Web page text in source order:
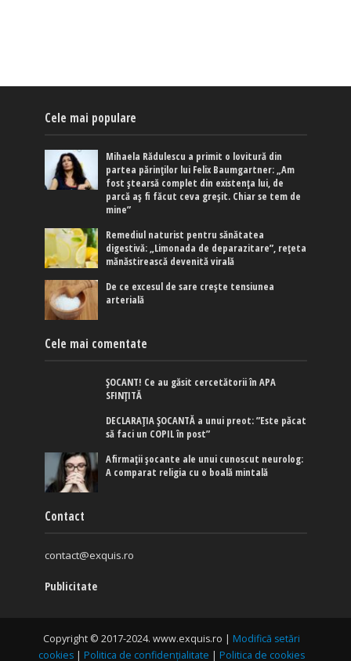
Cele mai populare
Mihaela Rădulescu a primit o lovitură din
partea părinților lui Felix Baumgartner: „Am
fost ștearsă complet din existența lui, de
parcă aș fi făcut ceva greșit. Chiar se tem de
mine”
Remediul naturist pentru sănătatea
digestivă: „Limonada de deparazitare”, rețeta
mănăstirească devenită virală
De ce excesul de sare crește tensiunea
arterială
Cele mai comentate
ȘOCANT! Ce au găsit cercetătorii în APA
SFINȚITĂ
DECLARAȚIA ȘOCANTĂ a unui preot: ”Este păcat
să faci un COPIL în post”
Afirmaţii şocante ale unui cunoscut neurolog:
A comparat religia cu o boală mintală
Contact
contact@exquis.ro
Publicitate
Copyright © 2017-2024. www.exquis.ro | Modifică setări
cookies | Politica de confidențialitate | Politica de cookies